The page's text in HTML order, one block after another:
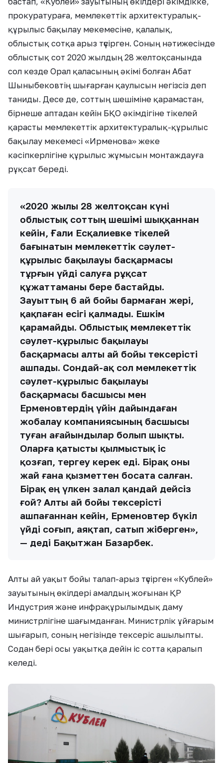
прокуратураға, мемлекеттік архитектуралық-
құрылыс бақылау мекемесіне, қалалық,
облыстық сотқа арыз түсірген. Соның нәтижесінде
облыстық сот 2020 жылдың 28 желтоқсанында
сол кезде Орал қаласының әкімі болған Абат
Шыныбековтің шығарған қаулысын негізсіз деп
таниды. Десе де, соттың шешіміне қарамастан,
бірнеше аптадан кейін БҚО әкімдігіне тікелей
қарасты мемлекеттік архитектуралық-құрылыс
бақылау мекемесі «Ирменова» жеке
кәсіпкерлігіне құрылыс жұмысын монтаждауға
рұқсат береді.
«2020 жылы 28 желтоқсан күні
облыстық соттың шешімі шыққаннан
кейін, Ғали Есқалиевке тікелей
бағынатын мемлекеттік сәулет-
құрылыс бақылауы басқармасы
тұрғын үйді салуға рұқсат
құжаттаманы бере бастайды.
Зауыттың 6 ай бойы бармаған жері,
қақпаған есігі қалмады. Ешкім
қарамайды. Облыстық мемлекеттік
сәулет-құрылыс бақылауы
басқармасы алты ай бойы тексерісті
ашпады. Сондай-ақ сол мемлекеттік
сәулет-құрылыс бақылауы
басқармасы басшысы мен
Ерменовтердің үйін дайындаған
жобалау компаниясының басшысы
туған ағайындылар болып шықты.
Оларға қатысты қылмыстық іс
қозғап, тергеу керек еді. Бірақ оны
жай ғана қызметтен босата салған.
Бірақ ең үлкен залал қандай дейсіз
ғой? Алты ай бойы тексерісті
ашпағаннан кейін, Ерменовтер бүкіл
үйді соғып, аяқтап, сатып жіберген»,
— деді Бақытжан Базарбек.
Алты ай уақыт бойы талап-арыз түсірген «Кублей»
зауытының өкілдері амалдың жоғынан ҚР
Индустрия және инфрақұрылымдық даму
министрлігіне шағымданған. Министрлік ұйғарым
шығарып, соның негізінде тексеріс ашылыпты.
Содан бері осы уақытқа дейін іс сотта қаралып
келеді.